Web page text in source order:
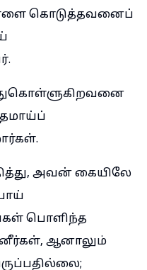
கொடுத்தவனைப்
அவன் கையிலே
பொளிந்த
ஆனாலும்